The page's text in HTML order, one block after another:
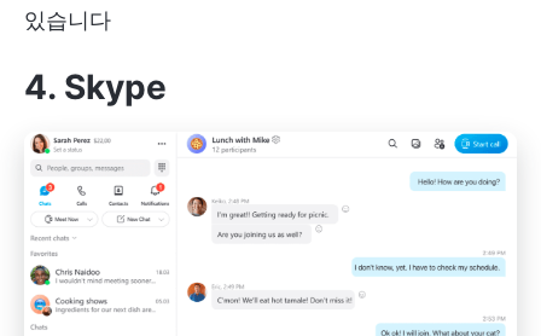
있습니다
4. Skype